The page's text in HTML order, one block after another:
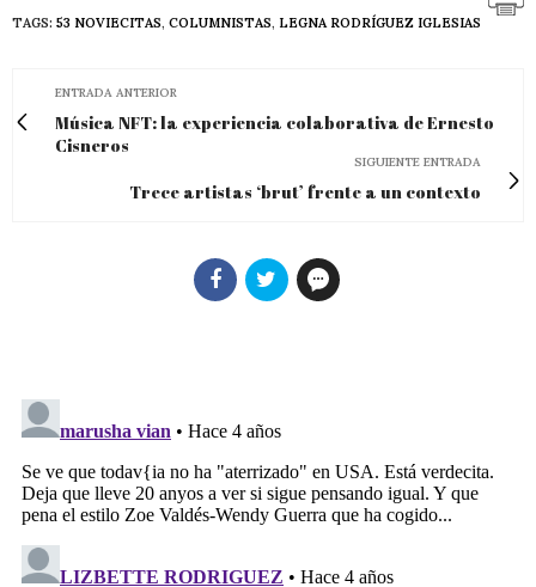
TAGS: 53 NOVIECITAS, COLUMNISTAS, LEGNA RODRÍGUEZ IGLESIAS
ENTRADA ANTERIOR
Música NFT: la experiencia colaborativa de Ernesto
Cisneros
SIGUIENTE ENTRADA
Trece artistas ‘brut’ frente a un contexto